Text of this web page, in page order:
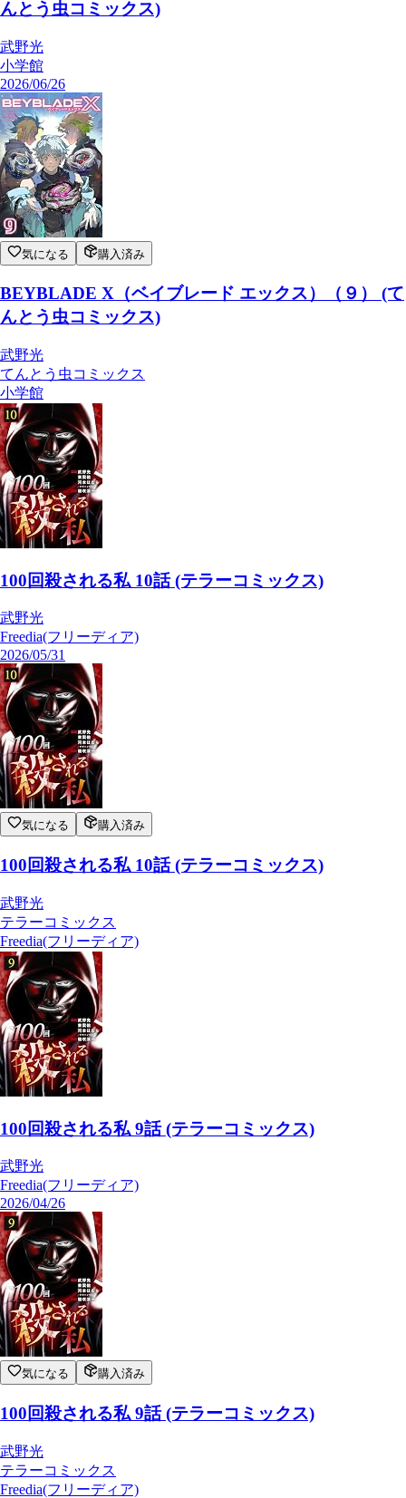
んとう虫コミックス)
武野光
小学館
2026/06/26
気になる 購入済み
BEYBLADE X（ベイブレード エックス）（９） (て
んとう虫コミックス)
武野光
てんとう虫コミックス
小学館
100回殺される私 10話 (テラーコミックス)
武野光
Freedia(フリーディア)
2026/05/31
気になる 購入済み
100回殺される私 10話 (テラーコミックス)
武野光
テラーコミックス
Freedia(フリーディア)
100回殺される私 9話 (テラーコミックス)
武野光
Freedia(フリーディア)
2026/04/26
気になる 購入済み
100回殺される私 9話 (テラーコミックス)
武野光
テラーコミックス
Freedia(フリーディア)